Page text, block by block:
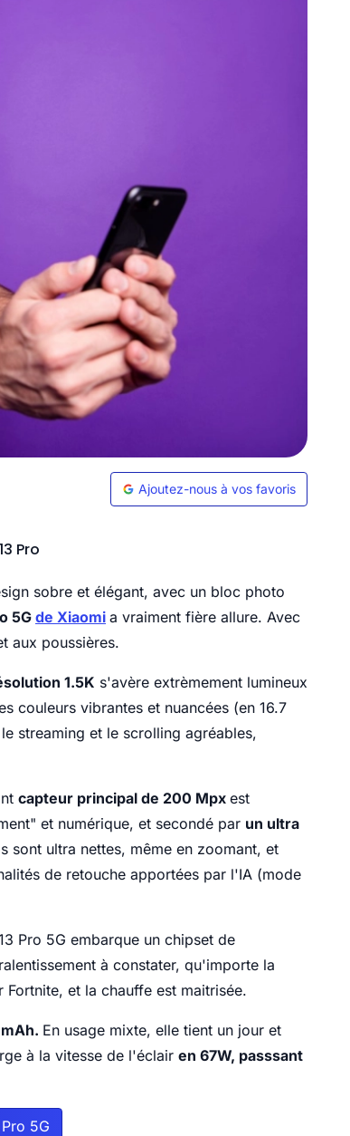
Ajoutez-nous à vos favoris
Pro
sobre et élégant, avec un bloc photo
5G de Xiaomi a vraiment fière allure. Avec
aux poussières.
1.5K s'avère extrèmement lumineux
couleurs vibrantes et nuancées (en 16.7
streaming et le scrolling agréables,
capteur principal de 200 Mpx est
et numérique, et secondé par un ultra
sont ultra nettes, même en zoomant, et
de retouche apportées par l'IA (mode
Pro 5G embarque un chipset de
à constater, qu'importe la
et la chauffe est maitrisée.
En usage mixte, elle tient un jour et
à la vitesse de l'éclair en 67W, passsant
5G